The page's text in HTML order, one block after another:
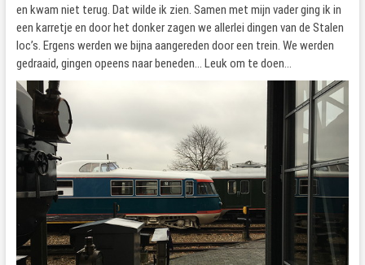
en kwam niet terug. Dat wilde ik zien. Samen met mijn vader ging ik in
een karretje en door het donker zagen we allerlei dingen van de Stalen
loc’s. Ergens werden we bijna aangereden door een trein. We werden
gedraaid, gingen opeens naar beneden… Leuk om te doen…